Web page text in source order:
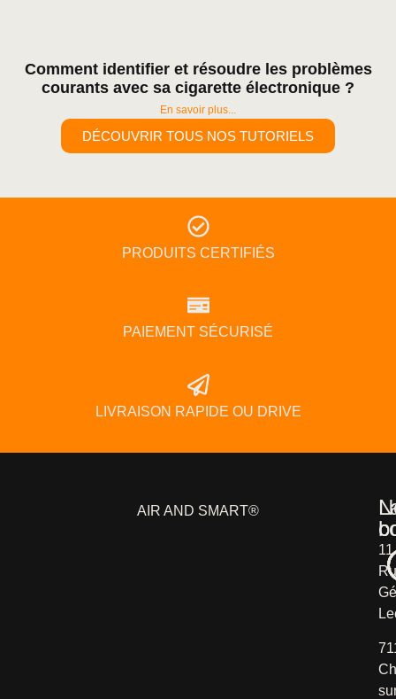
Comment identifier et résoudre les problèmes
courants avec sa cigarette électronique ?
En savoir plus...
DÉCOUVRIR TOUS NOS TUTORIELS
PRODUITS CERTIFIÉS
PAIEMENT SÉCURISÉ
LIVRAISON RAPIDE OU DRIVE
AIR AND SMART®
11